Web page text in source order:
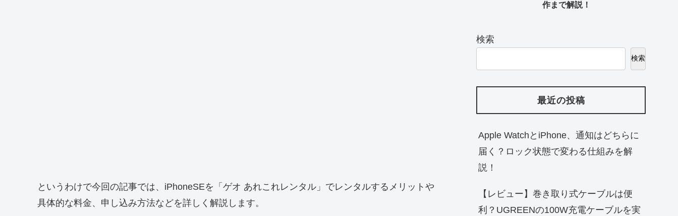
というわけで今回の記事では、iPhoneSEを「ゲオ あれこれレンタル」でレンタルするメリットや
具体的な料金、申し込み方法などを詳しく解説します。
作まで解説！
検索
検索
最近の投稿
Apple WatchとiPhone、通知はどちらに
届く？ロック状態で変わる仕組みを解
説！
【レビュー】巻き取り式ケーブルは便
利？UGREENの100W充電ケーブルを実